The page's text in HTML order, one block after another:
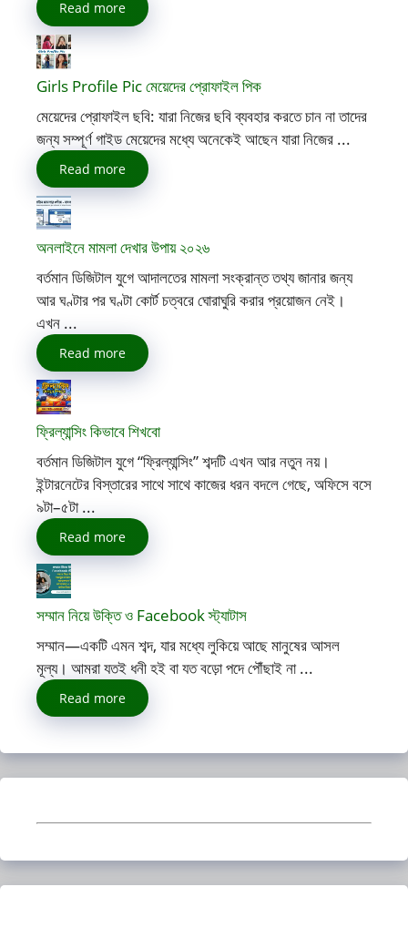
Read more
Girls Profile Pic মেয়েদের প্রোফাইল পিক
মেয়েদের প্রোফাইল ছবি: যারা নিজের ছবি ব্যবহার করতে চান না তাদের
জন্য সম্পূর্ণ গাইড মেয়েদের মধ্যে অনেকেই আছেন যারা নিজের ...
Read more
অনলাইনে মামলা দেখার উপায় ২০২৬
বর্তমান ডিজিটাল যুগে আদালতের মামলা সংক্রান্ত তথ্য জানার জন্য
আর ঘণ্টার পর ঘণ্টা কোর্ট চত্বরে ঘোরাঘুরি করার প্রয়োজন নেই।
এখন ...
Read more
ফ্রিল্যান্সিং কিভাবে শিখবো
বর্তমান ডিজিটাল যুগে “ফ্রিল্যান্সিং” শব্দটি এখন আর নতুন নয়।
ইন্টারনেটের বিস্তারের সাথে সাথে কাজের ধরন বদলে গেছে, অফিসে বসে
৯টা–৫টা ...
Read more
সম্মান নিয়ে উক্তি ও Facebook স্ট্যাটাস
সম্মান—একটি এমন শব্দ, যার মধ্যে লুকিয়ে আছে মানুষের আসল
মূল্য। আমরা যতই ধনী হই বা যত বড়ো পদে পৌঁছাই না ...
Read more